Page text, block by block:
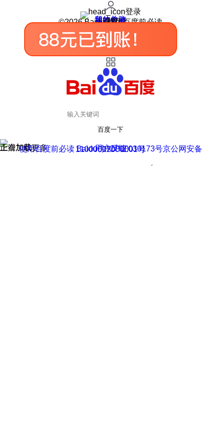
登录
我的关注
我的收藏
皮肤中心
用户反馈
设置
©2026 Baidu 使用百度前必读
百度一下
正在加载
上滑加载更多 用户反馈
使用百度前必读 Baidu 京ICP证030173号
京公网安备11000002000001号